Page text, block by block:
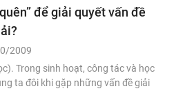
để giải quyết vấn đề
2009
Trong sinh hoạt, công tác và học
ta đôi khi gặp những vấn đề giải